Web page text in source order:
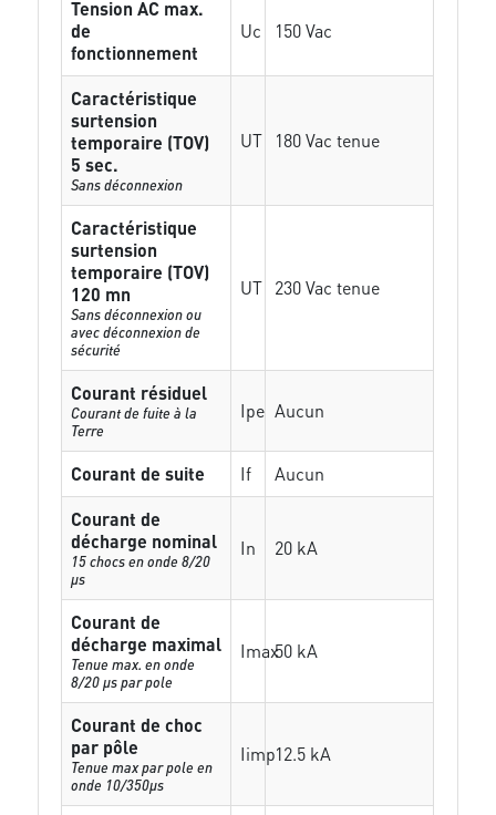
Tension AC max.
de
fonctionnement
Uc 150 Vac
Caractéristique
surtension
temporaire (TOV)
5 sec.
Sans déconnexion
UT 180 Vac tenue
Caractéristique
surtension
temporaire (TOV)
120 mn
Sans déconnexion ou
avec déconnexion de
sécurité
UT 230 Vac tenue
Courant résiduel
Courant de fuite à la
Terre
Ipe Aucun
Courant de suite If
Aucun
Courant de
décharge nominal
15 chocs en onde 8/20
µs
In 20 kA
Courant de
décharge maximal
Tenue max. en onde
8/20 µs par pole
Imax50 kA
Courant de choc
par pôle
Tenue max par pole en
onde 10/350µs
Iimp12.5 kA